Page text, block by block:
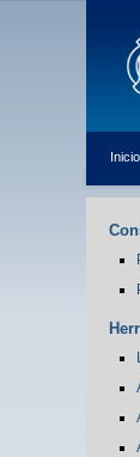
Inicio